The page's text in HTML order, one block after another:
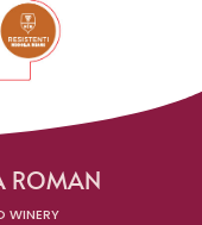
ROMAN
WINERY